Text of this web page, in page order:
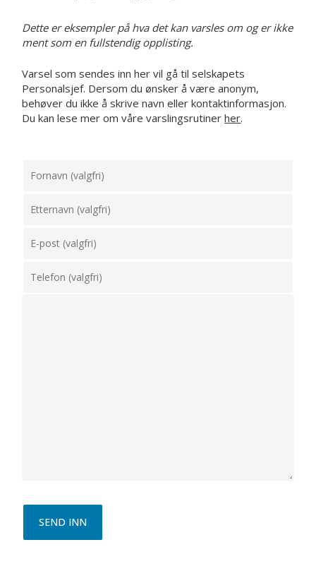
Dette er eksempler på hva det kan varsles om og er ikke
ment som en fullstendig opplisting.
Varsel som sendes inn her vil gå til selskapets
Personalsjef. Dersom du ønsker å være anonym,
behøver du ikke å skrive navn eller kontaktinformasjon.
Du kan lese mer om våre varslingsrutinerher.